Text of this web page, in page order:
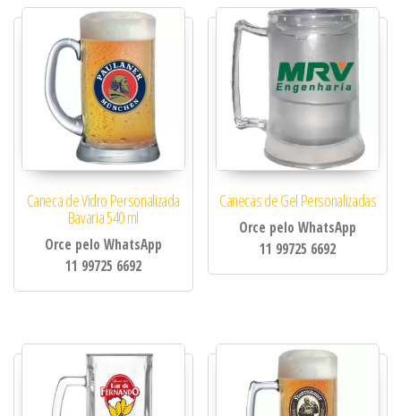
Caneca de Vidro Personalizada
Bavaria 540 ml
Orce pelo WhatsApp
11 99725 6692
Canecas de Gel Personalizadas
Orce pelo WhatsApp
11 99725 6692